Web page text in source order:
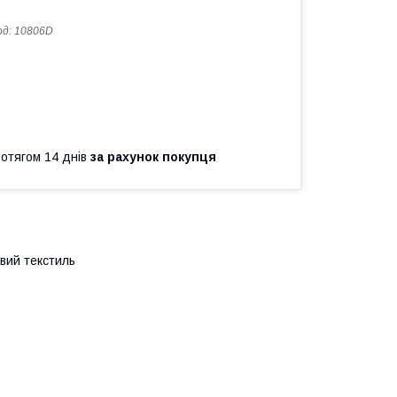
10806D
14 днів за рахунок покупця
текстиль